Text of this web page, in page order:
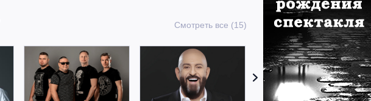
Смотреть все (15)